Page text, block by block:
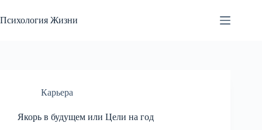
к
сути
Психология Жизни
Карьера
Якорь в будущем или Цели на год